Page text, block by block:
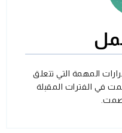
المهمة التي تتعلق
في الفترات المقبلة